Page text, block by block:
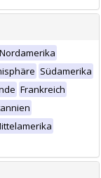
Nordamerika
Südamerika
Frankreich